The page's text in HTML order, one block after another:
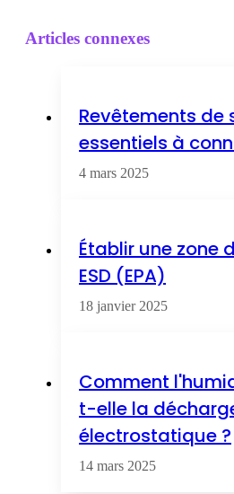
Articles connexes
Revêtements de
essentiels à
4 mars 2025
Établir une zone
ESD (EPA)
18 janvier 2025
Comment
t-elle la
électrostatique ?
14 mars 2025